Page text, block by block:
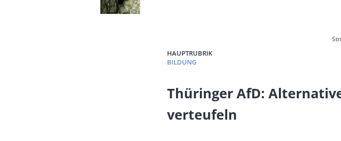
HAUPTRUBRIK
BILDUNG
Banner
Size
Thüringer AfD:
verteufeln